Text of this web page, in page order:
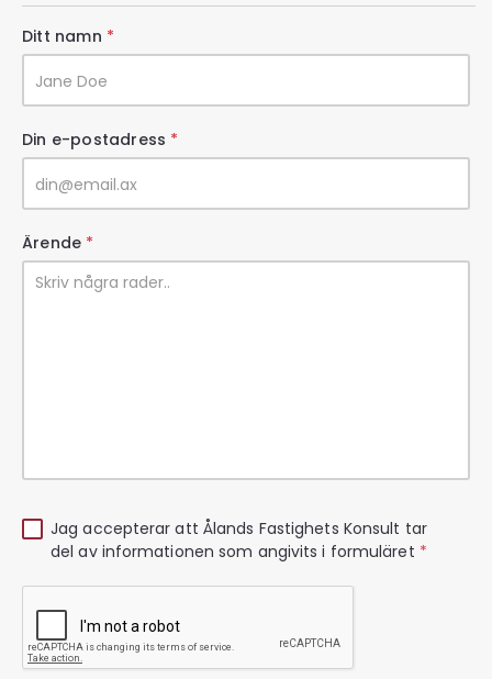
Ditt namn *
Din e-postadress *
Ärende *
Jag accepterar att Ålands Fastighets Konsult tar
del av informationen som angivits i formuläret *